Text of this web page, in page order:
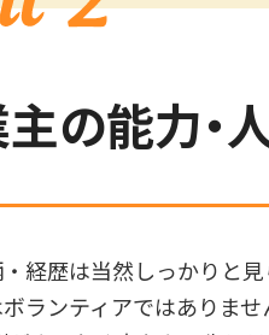
の能力・
経歴は当然しっかりと見
ランティアではありま